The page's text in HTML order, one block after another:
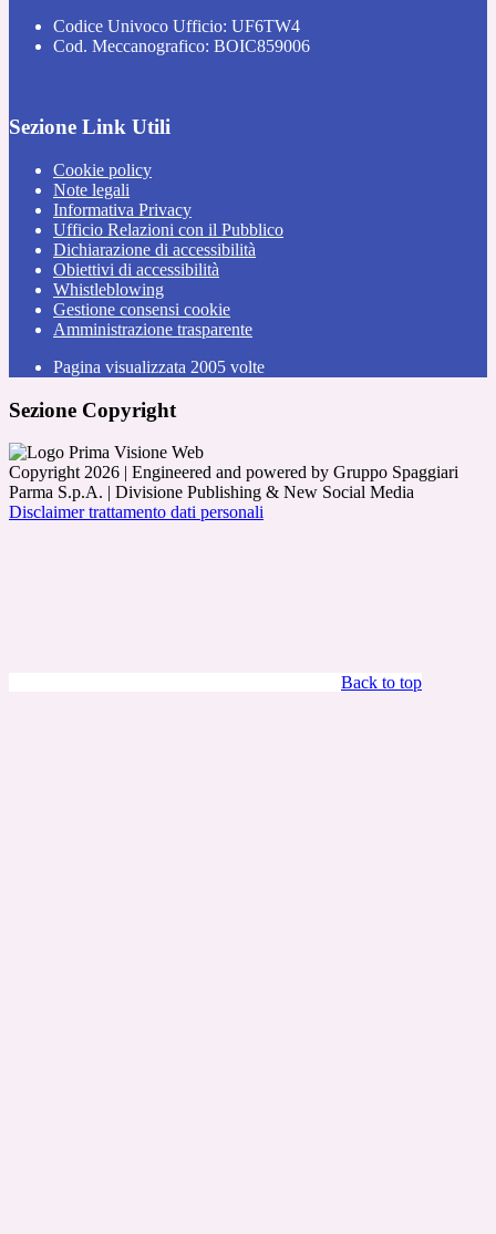
Codice Univoco Ufficio: UF6TW4
Cod. Meccanografico: BOIC859006
Sezione Link Utili
Cookie policy
Note legali
Informativa Privacy
Ufficio Relazioni con il Pubblico
Dichiarazione di accessibilità
Obiettivi di accessibilità
Whistleblowing
Gestione consensi cookie
Amministrazione trasparente
Pagina visualizzata 2005 volte
Sezione Copyright
Copyright 2026 | Engineered and powered by Gruppo Spaggiari
Parma S.p.A. | Divisione Publishing & New Social Media
Disclaimer trattamento dati personali
Back to top